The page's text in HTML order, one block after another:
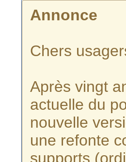
Annonce
Chers
Après vingt
actuelle du
nouvelle
une refonte
supports